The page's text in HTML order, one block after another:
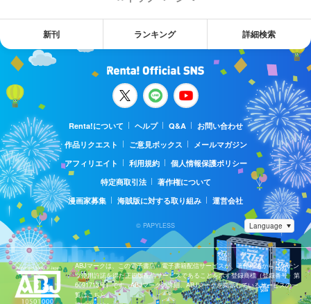
新刊 ランキング 詳細検索
Renta!について ヘルプ Q&A
お問い合わせ
作品リクエスト
ご意見ボックス
メールマガジン
アフィリエイト
利用規約
個人情報保護ポリシー
特定商取引法
著作権について
漫画家募集
海賊版に対する取り組み 運営会社
© PAPYLESS
ABJマークは、この電子書店・電子書籍配信サービスが、著作権者からコンテン
ツ使用許諾を得た正規版配信サービスであることを示す登録商標（登録番号 第
6091713号）です。ABJマークの詳細、ABJマークを掲示しているサービスの一
覧はこちら。